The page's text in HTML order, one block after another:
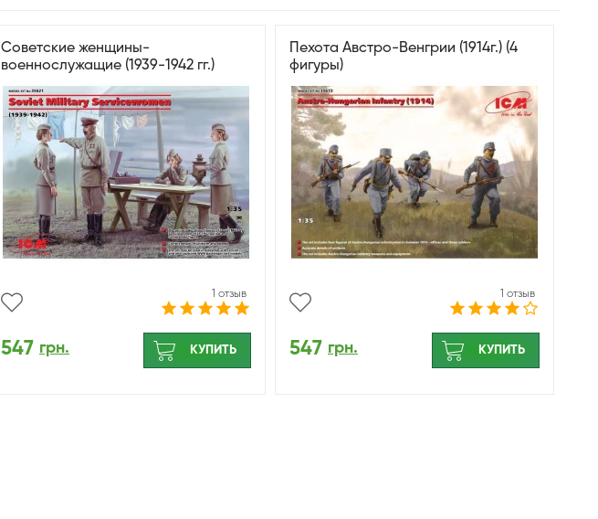
Советские женщины-
военнослужащие (1939-1942 гг.)
1 отзыв
547 грн. КУПИТЬ
Пехота Австро-Венгрии (1914г.) (4
фигуры)
1 отзыв
547 грн. КУПИТЬ